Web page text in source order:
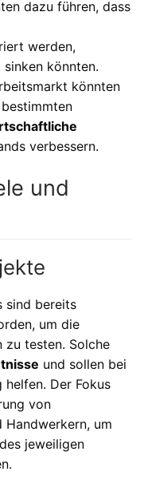
dazu führen, dass
werden,
sinken könnten.
könnten
verbessern.
und
sind bereits
um die
zu testen. Solche
und sollen bei
Der Fokus
von
Handwerkern, um
jeweiligen